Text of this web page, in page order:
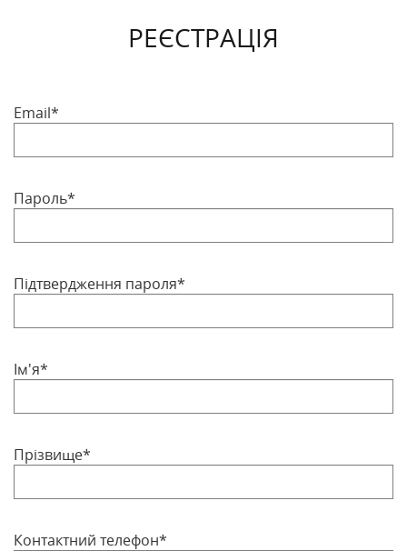
РЕЄСТРАЦІЯ
Email*
Пароль*
Підтвердження пароля*
Ім'я*
Прізвище*
Контактний телефон*